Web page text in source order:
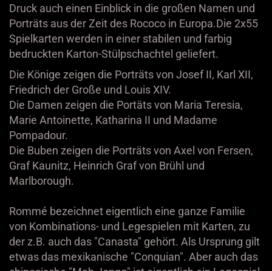
Druck auch einen Einblick in die großen Namen und
Porträts aus der Zeit des Rococo in Europa.Die 2x55
Spielkarten werden in einer stabilen und farbig
bedruckten Karton-Stülpschachtel geliefert.
Die Könige zeigen die Porträts von Josef II, Karl XII,
Friedrich der Große und Louis XIV.
Die Damen zeigen die Portäts von Maria Teresia,
Marie Antoinette, Katharina II und Madame
Pompadour.
Die Buben zeigen die Porträts von Axel von Fersen,
Graf Kaunitz, Heinrich Graf von Brühl und
Marlborough.
Rommé bezeichnet eigentlich eine ganze Familie
von Kombinations- und Legespielen mit Karten, zu
der z.B. auch das "Canasta" gehört. Als Ursprung gilt
etwas das mexikanische "Conquian". Aber auch das